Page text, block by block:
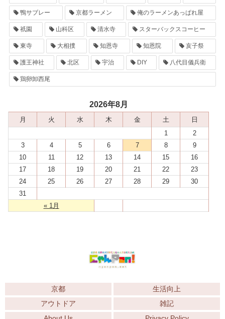
鴨サブレー 京都ラーメン 俺のラーメンあっぱれ屋
祇園 山科区 清水寺 スターバックスコーヒー
東寺 大相撲 知恩寺 知恩院 亥子祭
護王神社 北区 宇治 DIY 八代目儀兵衛
鶏卵卸西尾
2026年8月
月 火 水 木 金 土 日
« 1月
1
2
3
4 5 6 7 8
9
10
11 12 13 14 15
16
17
18 19 20 21 22
23
24
25 26 27 28 29
30
31
京都
生活向上
アウトドア
雑記